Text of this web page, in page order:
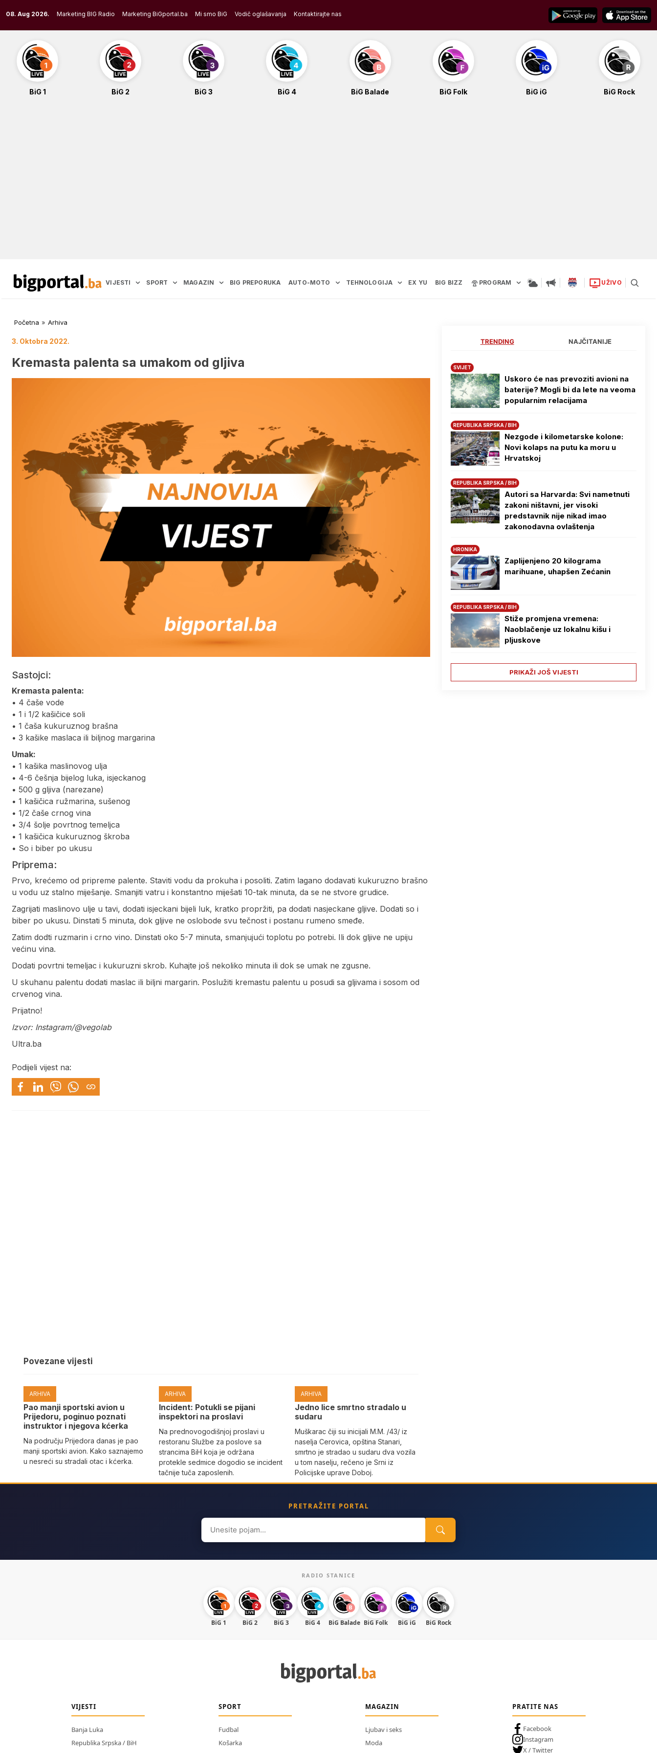
to
content
08. Aug 2026. Marketing BIG Radio Marketing BiGportal.ba Mi smo BiG Vodič oglašavanja Kontaktirajte nas
BiG 1 BiG 2 BiG 3 BiG 4 BiG Balade BiG Folk BiG iG BiG Rock
VIJESTI SPORT MAGAZIN BIG PREPORUKA AUTO-MOTO TEHNOLOGIJA EX YU BIG BIZZ PROGRAM UŽIVO
Početna » Arhiva
3. Oktobra 2022.
Kremasta palenta sa umakom od gljiva
Sastojci:
Kremasta palenta:
• 4 čaše vode
• 1 i 1/2 kašičice soli
• 1 čaša kukuruznog brašna
• 3 kašike maslaca ili biljnog margarina
Umak:
• 1 kašika maslinovog ulja
• 4-6 češnja bijelog luka, isjeckanog
• 500 g gljiva (narezane)
• 1 kašičica ružmarina, sušenog
• 1/2 čaše crnog vina
• 3/4 šolje povrtnog temeljca
• 1 kašičica kukuruznog škroba
• So i biber po ukusu
Priprema:
Prvo, krećemo od pripreme palente. Staviti vodu da prokuha i posoliti. Zatim lagano dodavati kukuruzno brašno
u vodu uz stalno miješanje. Smanjiti vatru i konstantno miješati 10-tak minuta, da se ne stvore grudice.
Zagrijati maslinovo ulje u tavi, dodati isjeckani bijeli luk, kratko propržiti, pa dodati nasjeckane gljive. Dodati so i
biber po ukusu. Dinstati 5 minuta, dok gljive ne oslobode svu tečnost i postanu rumeno smeđe.
Zatim dodti ruzmarin i crno vino. Dinstati oko 5-7 minuta, smanjujući toplotu po potrebi. Ili dok gljive ne upiju
većinu vina.
Dodati povrtni temeljac i kukuruzni skrob. Kuhajte još nekoliko minuta ili dok se umak ne zgusne.
U skuhanu palentu dodati maslac ili biljni margarin. Poslužiti kremastu palentu u posudi sa gljivama i sosom od
crvenog vina.
Prijatno!
Izvor: Instagram/@vegolab
Ultra.ba
Podijeli vijest na:
Povezane vijesti
ARHIVA
Pao manji sportski avion u
Prijedoru, poginuo poznati
instruktor i njegova kćerka
Na području Prijedora danas je pao
manji sportski avion. Kako saznajemo
u nesreći su stradali otac i kćerka.
ARHIVA
Incident: Potukli se pijani
inspektori na proslavi
Na prednovogodišnjoj proslavi u
restoranu Službe za poslove sa
strancima BiH koja je održana
protekle sedmice dogodio se incident
tačnije tuča zaposlenih.
ARHIVA
Јedno lice smrtno stradalo u
sudaru
Muškarac čiji su inicijali M.M. /43/ iz
naselja Cerovica, opština Stanari,
smrtno je stradao u sudaru dva vozila
u tom naselju, rečeno je Srni iz
Policijske uprave Doboj.
TRENDING NAJČITANIJE
SVIJET
Uskoro će nas prevoziti avioni na
baterije? Mogli bi da lete na veoma
popularnim relacijama
REPUBLIKA SRPSKA / BIH
Nezgode i kilometarske kolone:
Novi kolaps na putu ka moru u
Hrvatskoj
REPUBLIKA SRPSKA / BIH
Autori sa Harvarda: Svi nametnuti
zakoni ništavni, jer visoki
predstavnik nije nikad imao
zakonodavna ovlaštenja
HRONIKA
Zaplijenjeno 20 kilograma
marihuane, uhapšen Zećanin
REPUBLIKA SRPSKA / BIH
Stiže promjena vremena:
Naoblačenje uz lokalnu kišu i
pljuskove
PRIKAŽI JOŠ VIJESTI
PRETRAŽITE PORTAL
Search
for:
RADIO STANICE
BiG 1 BiG 2 BiG 3 BiG 4 BiG Balade BiG Folk BiG iG BiG Rock
VIJESTI
Banja Luka
Republika Srpska / BiH
SPORT
Fudbal
Košarka
MAGAZIN
Ljubav i seks
Moda
PRATITE NAS
Facebook
Instagram
X / Twitter